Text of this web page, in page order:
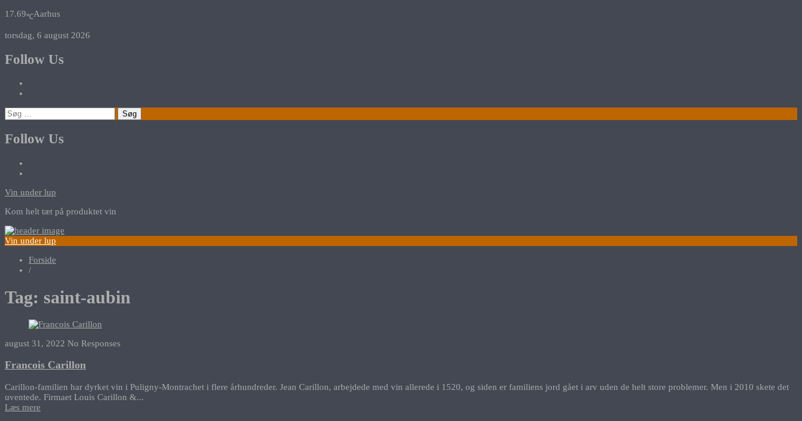
17.69℃Aarhus
torsdag, 6 august 2026
Follow Us
Søg
efter:
Follow Us
Vin under lup
Kom helt tæt på produktet vin
Vin under lup
Forside
/
Tag: saint-aubin
august 31, 2022 No Responses
Francois Carillon
Carillon-familien har dyrket vin i Puligny-Montrachet i flere århundreder. Jean Carillon, arbejdede med vin allerede i 1520, og siden er familiens jord gået i arv uden de helt store problemer. Men i 2010 skete det
uventede. Firmaet Louis Carillon &...
Læs mere